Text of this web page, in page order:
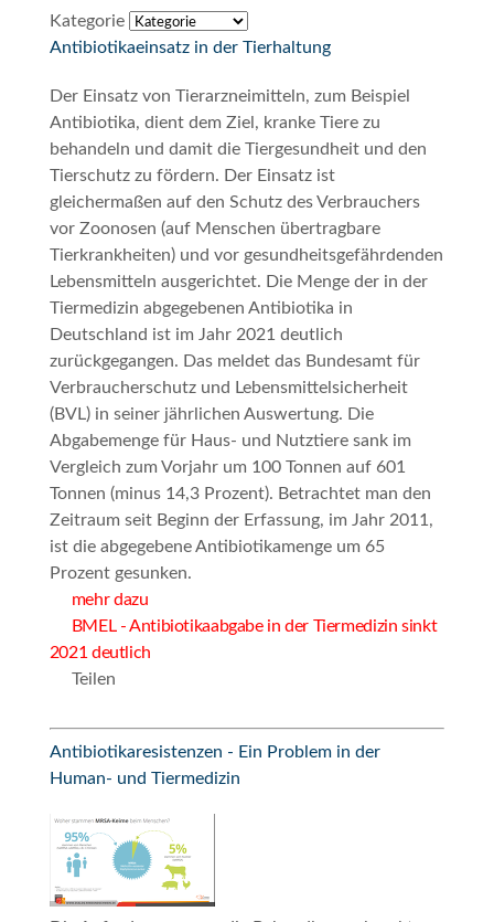
Kategorie
Antibiotikaeinsatz in der Tierhaltung
Der Einsatz von Tierarzneimitteln, zum Beispiel
Antibiotika, dient dem Ziel, kranke Tiere zu
behandeln und damit die Tiergesundheit und den
Tierschutz zu fördern. Der Einsatz ist
gleichermaßen auf den Schutz des Verbrauchers
vor Zoonosen (auf Menschen übertragbare
Tierkrankheiten) und vor gesundheitsgefährdenden
Lebensmitteln ausgerichtet. Die Menge der in der
Tiermedizin abgegebenen Antibiotika in
Deutschland ist im Jahr 2021 deutlich
zurückgegangen. Das meldet das Bundesamt für
Verbraucherschutz und Lebensmittelsicherheit
(BVL) in seiner jährlichen Auswertung. Die
Abgabemenge für Haus- und Nutztiere sank im
Vergleich zum Vorjahr um 100 Tonnen auf 601
Tonnen (minus 14,3 Prozent). Betrachtet man den
Zeitraum seit Beginn der Erfassung, im Jahr 2011,
ist die abgegebene Antibiotikamenge um 65
Prozent gesunken.
mehr dazu
BMEL - Antibiotikaabgabe in der Tiermedizin sinkt
2021 deutlich
Teilen
Antibiotikaresistenzen - Ein Problem in der
Human- und Tiermedizin